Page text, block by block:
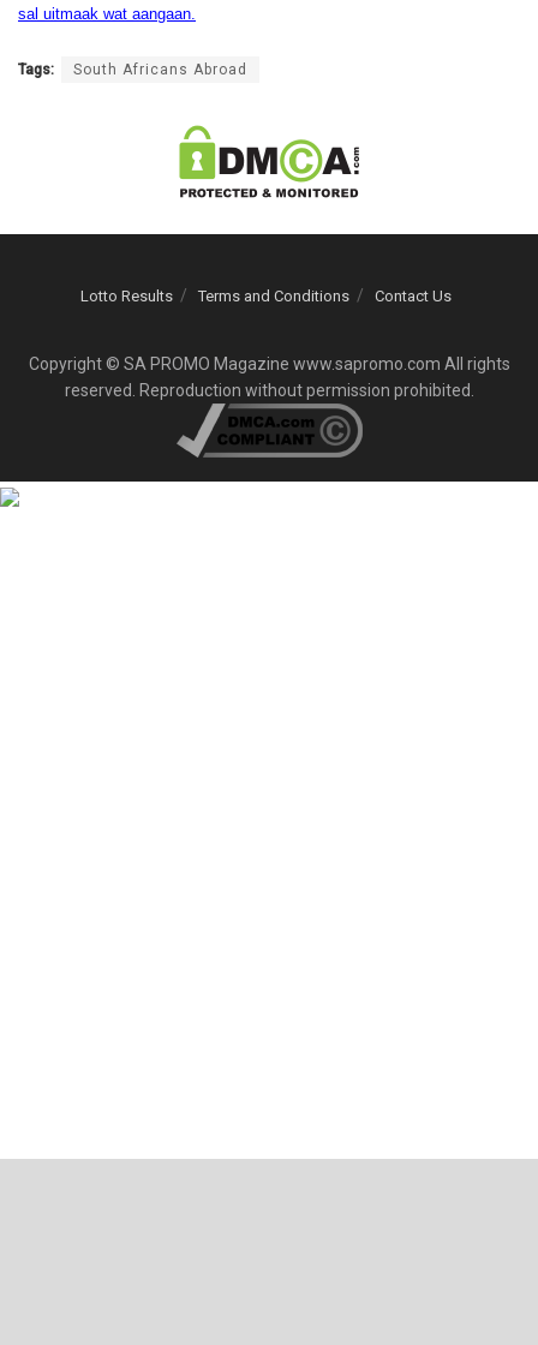
sal uitmaak wat aangaan.
Tags: South Africans Abroad
Lotto Results Terms and Conditions Contact Us
Copyright © SA PROMO Magazine www.sapromo.com All rights
reserved. Reproduction without permission prohibited.